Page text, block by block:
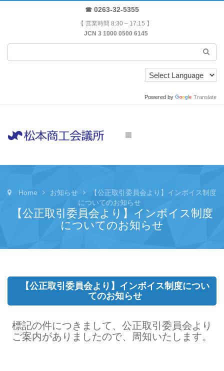
☎ 0263-32-5355
【 営業時間 8:30 – 17:15 】
JCN 3 1000 0500 6145
Powered by Translate
Home お知らせ
【公正取引委員会より】インボイス制度
についてのお知らせ
【公正取引委員会より】インボイス制度
についてのお知らせ
【公正取引委員会より】インボイス制度につい
てのお知らせ
標記の件につきまして、公正取引委員会より
ご案内がありましたので、周知いたします。